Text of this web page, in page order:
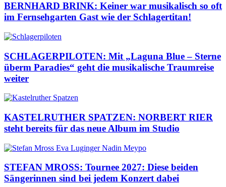
BERNHARD BRINK: Keiner war musikalisch so oft
im Fernsehgarten Gast wie der Schlagertitan!
SCHLAGERPILOTEN: Mit „Laguna Blue – Sterne
überm Paradies“ geht die musikalische Traumreise
weiter
KASTELRUTHER SPATZEN: NORBERT RIER
steht bereits für das neue Album im Studio
STEFAN MROSS: Tournee 2027: Diese beiden
Sängerinnen sind bei jedem Konzert dabei